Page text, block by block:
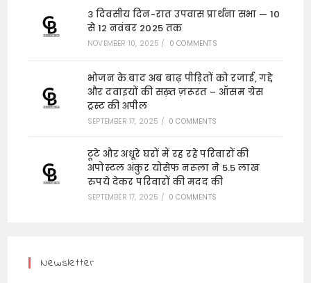
3 दिवसीय दिन-रात उपवास प्रार्थना सभा — 10
से 12 नवंबर 2025 तक
NOVEMBER 10, 2025 / 0 COMMENTS
भोजन के बाद अब बाढ़ पीड़ितों को रजाई, गद्दे
और दवाइयों की सख़्त ज़रूरत – ऑसम ग्रेस
ट्रस्ट की अपील
SEPTEMBER 17, 2025 / 0 COMMENTS
टूटे और अधूरे घरों में रह रहे परिवारों की
अपोस्टल अंकुर योसेफ नरूला ने 5.5 लाख
रुपये देकर परिवारों की मदद की
SEPTEMBER 17, 2025 / 0 COMMENTS
Newsletter